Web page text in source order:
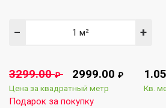
− +
3299.00 ₽ 2999.00 ₽
Цена за квадратный метр
Подарок за покупку
Кв.